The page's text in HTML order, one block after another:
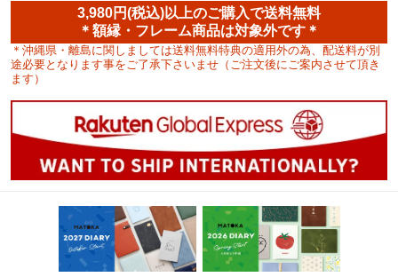
3,980円(税込)以上のご購入で送料無料
＊額縁・フレーム商品は対象外です＊
＊沖縄県・離島に関しましては送料無料特典の適用外の為、配送料が別
途必要となります事をご了承下さいませ（ご注文後にご案内させて頂き
ます）